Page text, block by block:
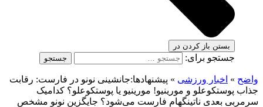
بستن باز کردن در
جستجو برای:
واضح » اخبار ورزشی » پیشنهادها:جانشینی نونو در فارست: رقابت
جذاب پوستکوعلو و مورینیو! مورینیو یا پوستکوعلو؟ کدامیک
سرمربی بعدی ناتینگهام فارست می‌شود؟ جایگزین نونو مشخص